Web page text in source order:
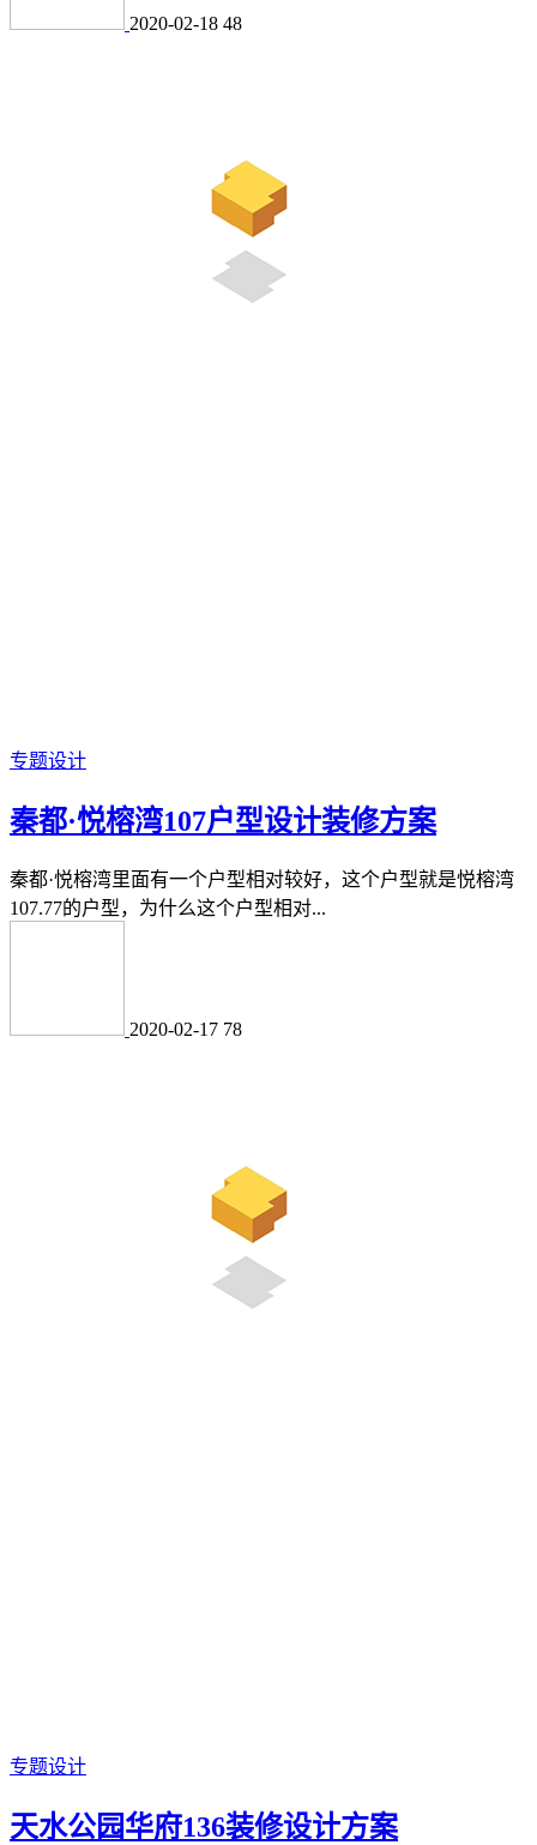
2020-02-18 48
专题设计
秦都·悦榕湾107户型设计装修方案
秦都·悦榕湾里面有一个户型相对较好，这个户型就是悦榕湾
107.77的户型，为什么这个户型相对...
2020-02-17 78
专题设计
天水公园华府136装修设计方案